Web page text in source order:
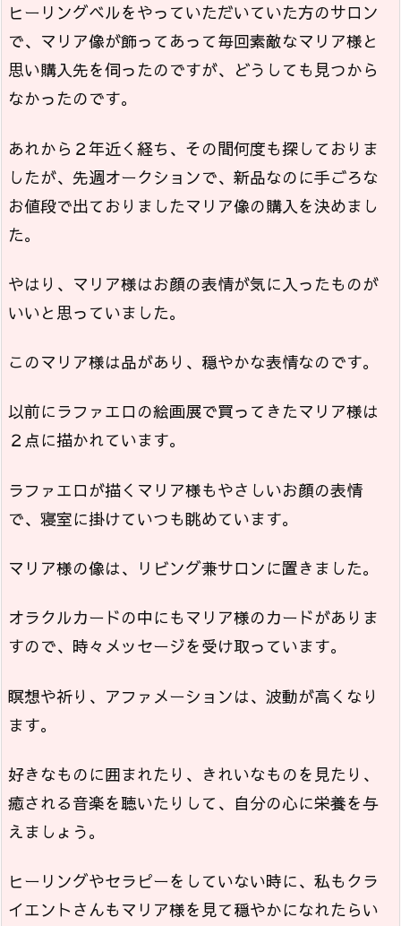
ヒーリングベルをやっていただいていた方のサロン
で、マリア像が飾ってあって毎回素敵なマリア様と
思い購入先を伺ったのですが、どうしても見つから
なかったのです。
あれから２年近く経ち、その間何度も探しておりま
したが、先週オークションで、新品なのに手ごろな
お値段で出ておりましたマリア像の購入を決めまし
た。
やはり、マリア様はお顔の表情が気に入ったものが
いいと思っていました。
このマリア様は品があり、穏やかな表情なのです。
以前にラファエロの絵画展で買ってきたマリア様は
２点に描かれています。
ラファエロが描くマリア様もやさしいお顔の表情
で、寝室に掛けていつも眺めています。
マリア様の像は、リビング兼サロンに置きました。
オラクルカードの中にもマリア様のカードがありま
すので、時々メッセージを受け取っています。
瞑想や祈り、アファメーションは、波動が高くなり
ます。
好きなものに囲まれたり、きれいなものを見たり、
癒される音楽を聴いたりして、自分の心に栄養を与
えましょう。
ヒーリングやセラピーをしていない時に、私もクラ
イエントさんもマリア様を見て穏やかになれたらい